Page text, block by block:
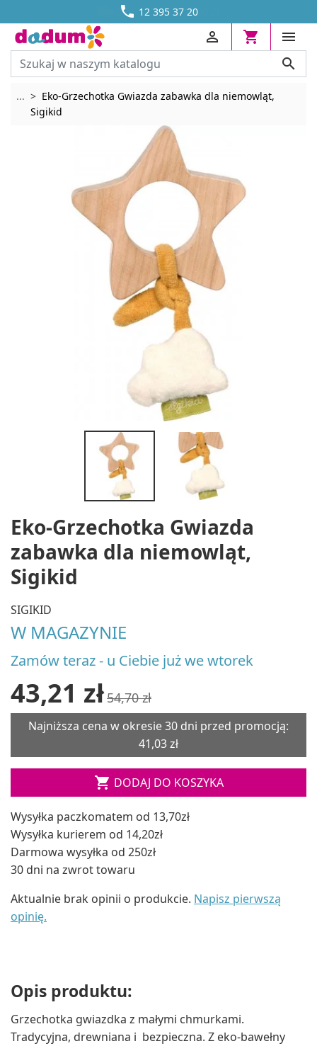
 12 395 37 20
DOSTAWA OD 13,70 ZŁ





... Rozwiń breadcrumbs
Eko-Grzechotka Gwiazda zabawka dla niemowląt,
Sigikid
Eko-Grzechotka Gwiazda
zabawka dla niemowląt,
Sigikid
SIGIKID
W MAGAZYNIE
Zamów teraz - u Ciebie już we wtorek
43,21 zł54,70 zł
Najniższa cena w okresie 30 dni przed promocją:
41,03 zł
 DODAJ DO KOSZYKA
Wysyłka paczkomatem od 13,70zł
Wysyłka kurierem od 14,20zł
Darmowa wysyłka od 250zł
30 dni na zwrot towaru
Aktualnie brak opinii o produkcie. Napisz pierwszą
opinię.
Opis produktu:
Grzechotka gwiazdka z małymi chmurkami.
Tradycyjna, drewniana i bezpieczna. Z eko-bawełny